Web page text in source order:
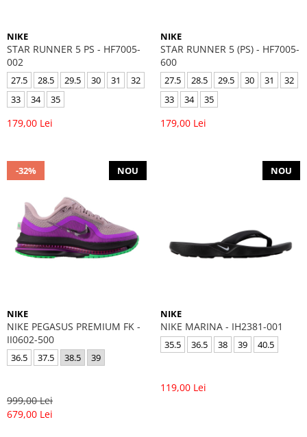
NIKE
STAR RUNNER 5 PS - HF7005-
002
27.5 28.5 29.5 30 31
32
33
34 35
179,00 Lei
NIKE
STAR RUNNER 5 (PS) - HF7005-
600
27.5 28.5 29.5 30 31
32
33
34 35
179,00 Lei
-32% NOU
NIKE
NIKE PEGASUS PREMIUM FK -
II0602-500
36.5 37.5 38.5 39
999,00 Lei
679,00 Lei
NOU
NIKE
NIKE MARINA - IH2381-001
35.5 36.5 38 39 40.5
119,00 Lei